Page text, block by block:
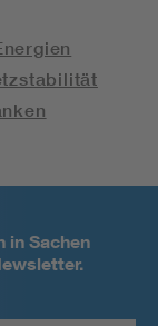
in Sachen